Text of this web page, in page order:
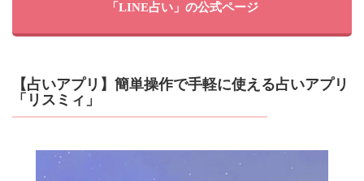
「LINE占い」の公式ページ
【占いアプリ】簡単操作で手軽に使える占いアプリ
「リスミィ」